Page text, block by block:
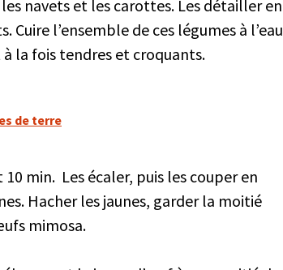
navets et les carottes. Les détailler en
Cuire l’ensemble de ces légumes à l’eau
la fois tendres et croquants.
de terre
min. Les écaler, puis les couper en
Hacher les jaunes, garder la moitié
mimosa.